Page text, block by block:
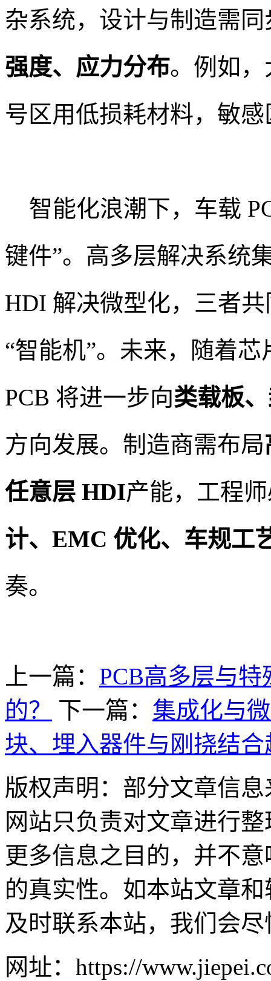
杂系统，设计与制造需同
强度、应力分布。例如
号区用低损耗材料，敏
智能化浪潮下，车载
键件”。高多层解决系统
HDI 解决微型化，三者
“智能机”。未来，随着
PCB 将进一步向类载板
方向发展。制造商需布局
任意层 HDI产能，工程
计、EMC 优化、车规工
奏。
上一篇： PCB高多层与
的？
下一篇： 集成化与
块、埋入器件与刚挠结合
版权声明：部分文章信
网站只负责对文章进行
更多信息之目的，并不
的真实性。如本站文章
及时联系本站，我们会
网址：https://